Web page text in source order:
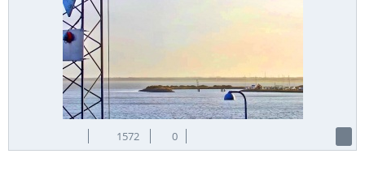
1572 0